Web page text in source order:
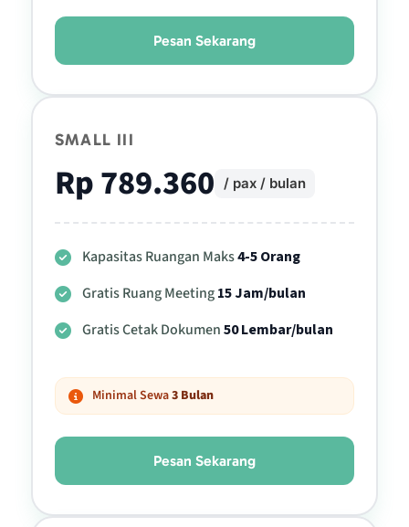
Pesan Sekarang
SMALL III
Rp 789.360 / pax / bulan
Kapasitas Ruangan Maks4-5 Orang
Gratis Ruang Meeting15 Jam/bulan
Gratis Cetak Dokumen50 Lembar/bulan
Minimal Sewa3 Bulan
Pesan Sekarang